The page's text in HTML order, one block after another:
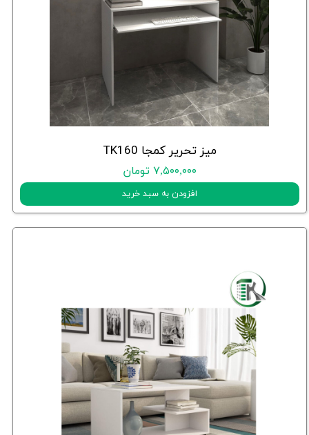
میز تحریر کمجا TK160
۷,۵۰۰,۰۰۰ تومان
افزودن به سبد خرید